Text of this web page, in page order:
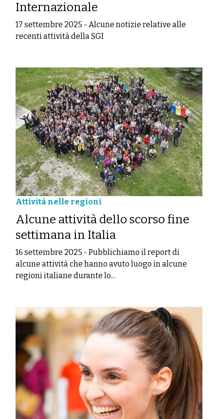
Internazionale
17 settembre 2025 - Alcune notizie relative alle
recenti attività della SGI
Attività nelle regioni
Alcune attività dello scorso fine
settimana in Italia
16 settembre 2025 - Pubblichiamo il report di
alcune attività che hanno avuto luogo in alcune
regioni italiane durante lo...